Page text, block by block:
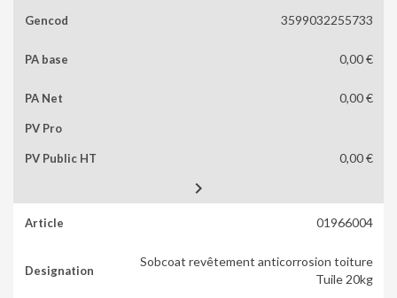
3599032255733
0,00 €
0,00 €
0,00 €

01966004
Sobcoat revêtement anticorrosion toiture
Tuile 20kg